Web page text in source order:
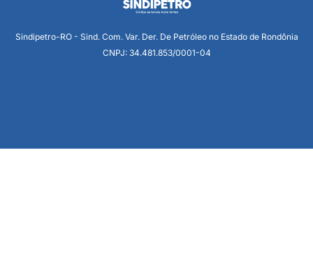
Sindipetro-RO - Sind. Com. Var. Der. De Petróleo no Estado de Rondônia
CNPJ: 34.481.853/0001-04